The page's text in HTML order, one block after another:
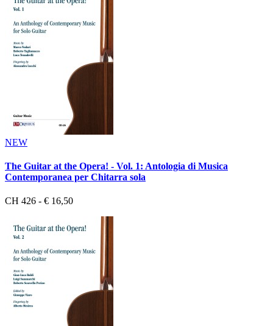
NEW
The Guitar at the Opera! - Vol. 1: Antologia di Musica
Contemporanea per Chitarra sola
CH 426 - € 16,50